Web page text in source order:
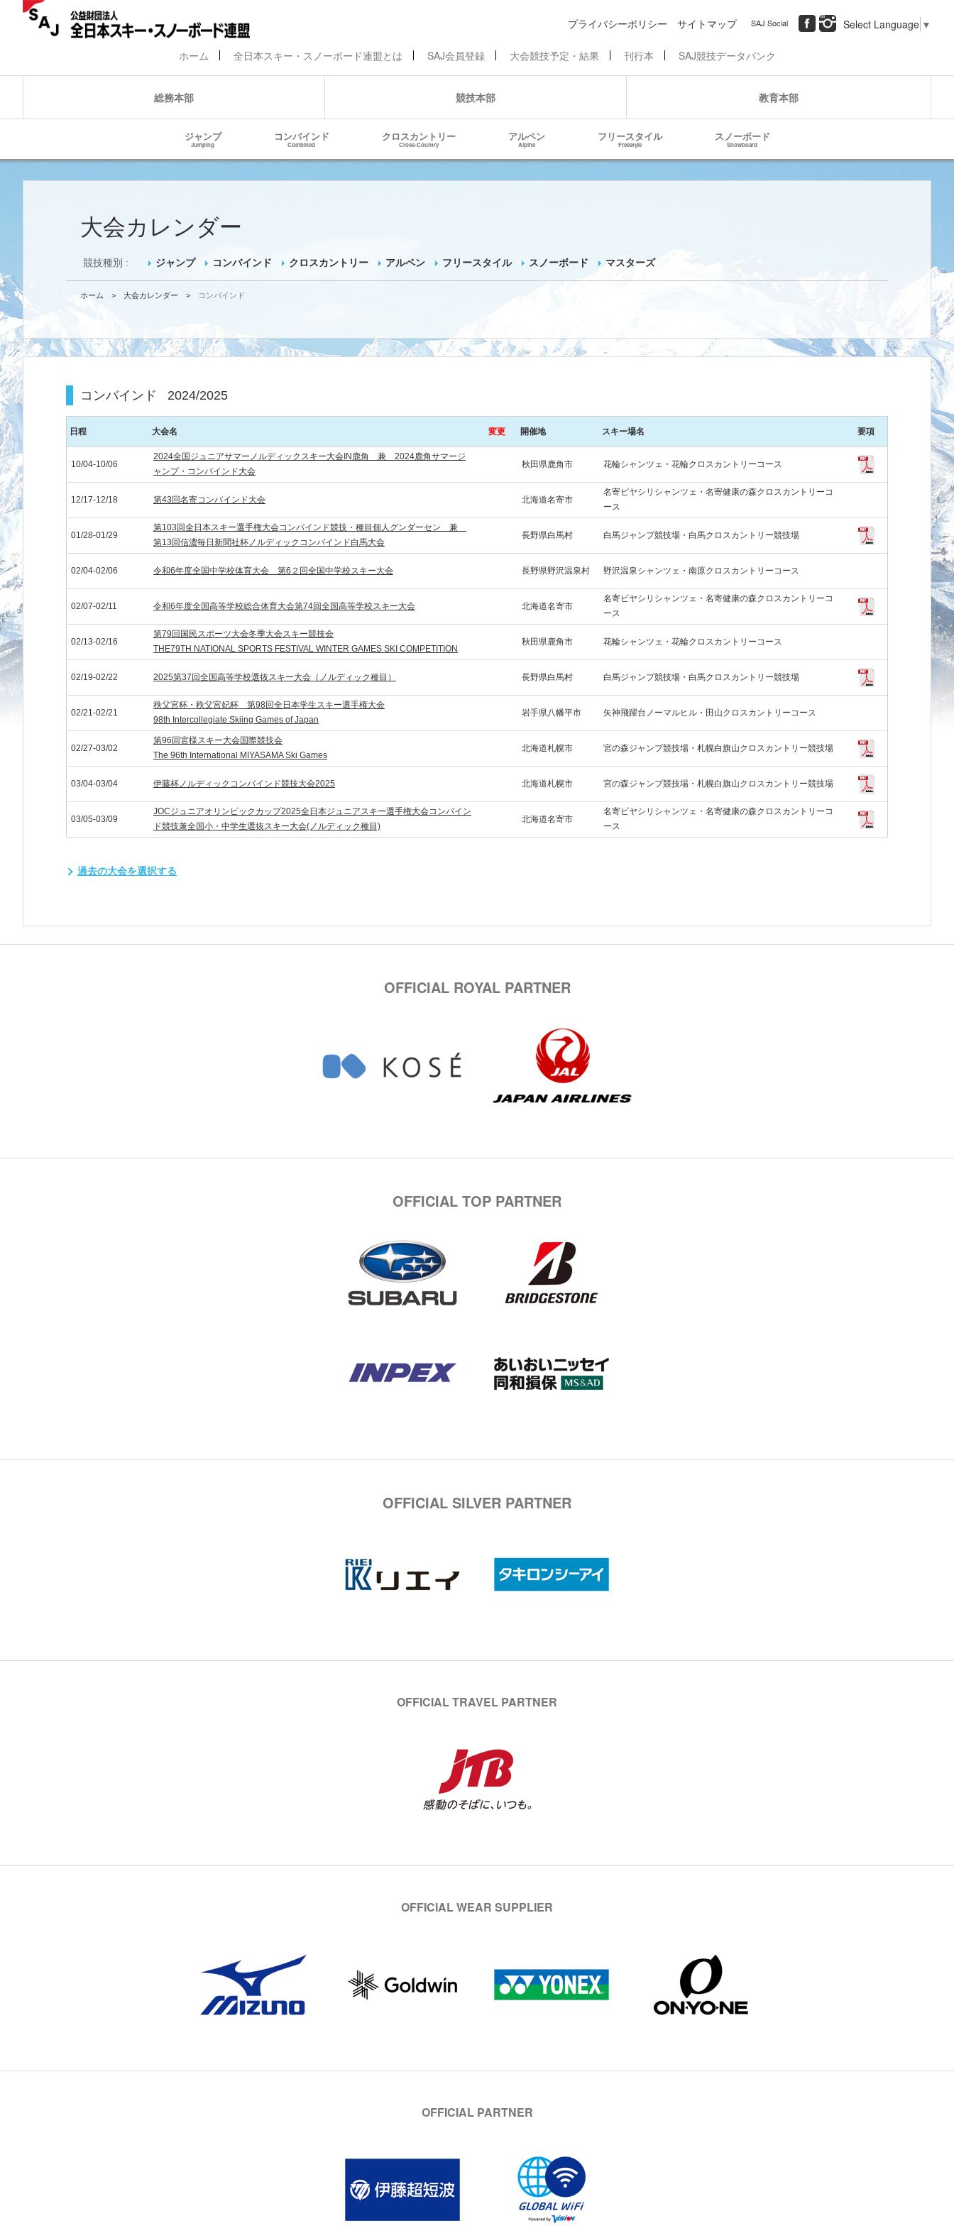
プライバシーポリシー サイトマップ SAJ Social Select Language ▼
ホーム 全日本スキー・スノーボード連盟とは SAJ会員登録 大会競技予定・結果 刊行本 SAJ競技データバンク
総務本部 競技本部 教育本部
ジャンプ
Jumping
コンバインド
Combined
クロスカントリー
Cross-Country
アルペン
Alpine
フリースタイル
Freestyle
スノーボード
Snowboard
大会カレンダー
競技種別 : ジャンプ コンバインド クロスカントリー アルペン フリースタイル スノーボード マスターズ
ホーム > 大会カレンダー > コンバインド
コンバインド 2024/2025
日程 大会名 変更 開催地 スキー場名 要項
10/04-10/06
2024全国ジュニアサマーノルディックスキー大会IN鹿角 兼 2024鹿角サマージ
ャンプ・コンバインド大会
秋田県鹿角市 花輪シャンツェ・花輪クロスカントリーコース
12/17-12/18 第43回名寄コンバインド大会 北海道名寄市
名寄ピヤシリシャンツェ・名寄健康の森クロスカントリーコ
ース
01/28-01/29
第103回全日本スキー選手権大会コンバインド競技・種目個人グンダーセン 兼
第13回信濃毎日新聞社杯ノルディックコンバインド白馬大会
長野県白馬村 白馬ジャンプ競技場・白馬クロスカントリー競技場
02/04-02/06 令和6年度全国中学校体育大会 第6２回全国中学校スキー大会 長野県野沢温泉村 野沢温泉シャンツェ・南原クロスカントリーコース
02/07-02/11 令和6年度全国高等学校総合体育大会第74回全国高等学校スキー大会 北海道名寄市
名寄ピヤシリシャンツェ・名寄健康の森クロスカントリーコ
ース
02/13-02/16
第79回国民スポーツ大会冬季大会スキー競技会
THE79TH NATIONAL SPORTS FESTIVAL WINTER GAMES SKI COMPETITION
秋田県鹿角市 花輪シャンツェ・花輪クロスカントリーコース
02/19-02/22 2025第37回全国高等学校選抜スキー大会（ノルディック種目） 長野県白馬村 白馬ジャンプ競技場・白馬クロスカントリー競技場
02/21-02/21
秩父宮杯・秩父宮妃杯 第98回全日本学生スキー選手権大会
98th Intercollegiate Skiing Games of Japan
岩手県八幡平市 矢神飛躍台ノーマルヒル・田山クロスカントリーコース
02/27-03/02
第96回宮様スキー大会国際競技会
The 96th International MIYASAMA Ski Games
北海道札幌市 宮の森ジャンプ競技場・札幌白旗山クロスカントリー競技場
03/04-03/04 伊藤杯ノルディックコンバインド競技大会2025 北海道札幌市 宮の森ジャンプ競技場・札幌白旗山クロスカントリー競技場
03/05-03/09
JOCジュニアオリンピックカップ2025全日本ジュニアスキー選手権大会コンバイン
ド競技兼全国小・中学生選抜スキー大会(ノルディック種目)
北海道名寄市
名寄ピヤシリシャンツェ・名寄健康の森クロスカントリーコ
ース
過去の大会を選択する
OFFICIAL ROYAL PARTNER
OFFICIAL TOP PARTNER
OFFICIAL SILVER PARTNER
OFFICIAL TRAVEL PARTNER
OFFICIAL WEAR SUPPLIER
OFFICIAL PARTNER